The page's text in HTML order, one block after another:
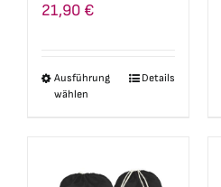
21,90 €
Ausführung
wählen
Dieses
Varianten
Details